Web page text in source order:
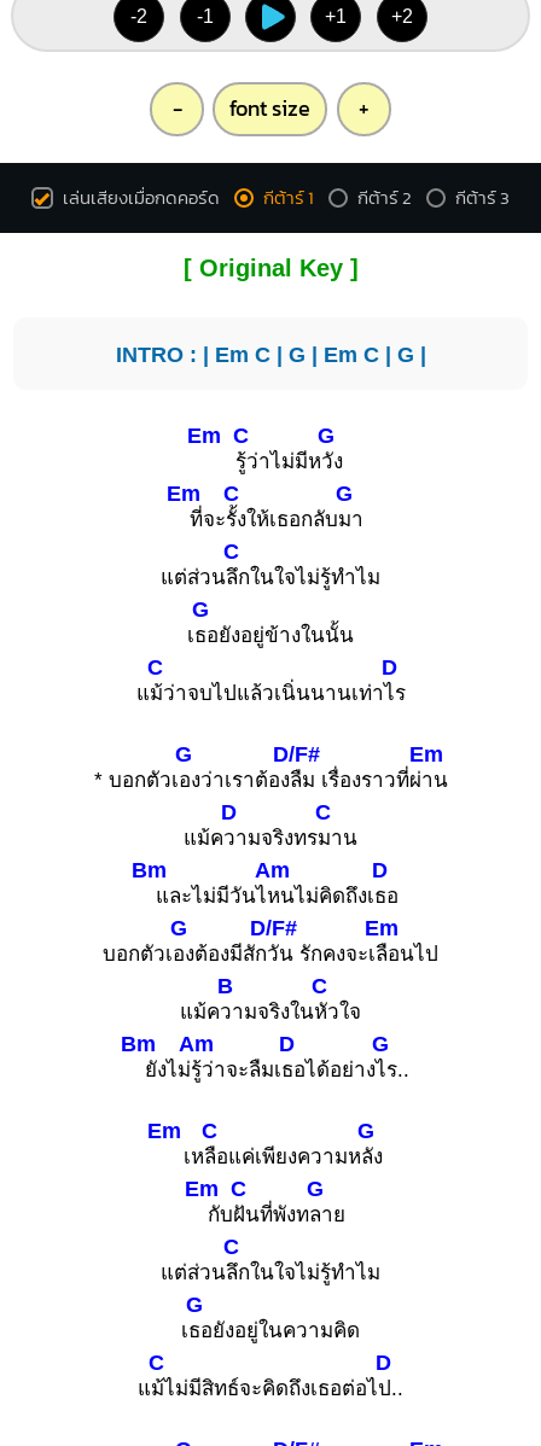
1
1
2
4
-2 -1 +1 +2
- font size +
เล่นเสียงเมื่อกดคอร์ด กีต้าร์ 1 กีต้าร์ 2 กีต้าร์ 3
[ Original Key ]
INTRO : | Em C| G | Em C| G |
Em C
รู้ว่าไม่มีห
G
วัง
Em
ที่จะ
C
รั้งให้เธอกลับ
G
มา
แต่ส่วน
C
ลึกในใจไม่รู้ทำไม
เ
G
ธอยังอยู่ข้างในนั้น
แ
C
ม้ว่าจบไปแล้วเนิ่นนานเท่า
D
ไร
* บอกตัวเ
G
องว่าเราต้อง
D/F#
ลืม เรื่องราวที่ผ่
Em
าน
แม้ค
D
วามจริงทร
C
มาน
Bm
และไม่มีวันไ
Am
หนไม่คิดถึงเ
D
ธอ
บอกตัวเ
G
องต้องมีสัก
D/F#
วัน รักคงจะเ
Em
ลือนไป
แม้ค
B
วามจริงใน
C
หัวใจ
Bm
ยังไม่
Am
รู้ว่าจะลืมเ
D
ธอได้อย่าง
G
ไร..
Em
เห
C
ลือแค่เพียงความห
G
ลัง
Em
กับ
C
ฝันที่พังท
G
ลาย
แต่ส่วน
C
ลึกในใจไม่รู้ทำไม
เ
G
ธอยังอยู่ในความคิด
แ
C
ม้ไม่มีสิทธ์จะคิดถึงเธอต่อไ
D
ป..